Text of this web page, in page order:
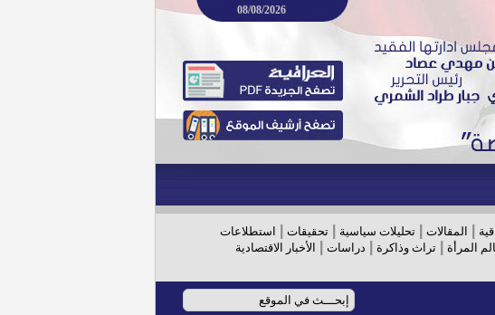
08/08/2026
المقالات تحليلات سياسية تحقيقات
استطلاعات
المرأة |تراث وذاكرة دراسات
الأخبار الاقتصادية